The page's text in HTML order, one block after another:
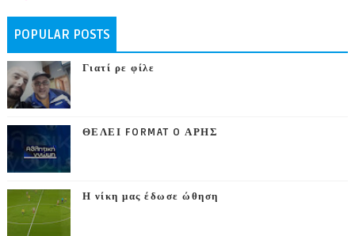
POPULAR POSTS
Γιατί ρε φίλε
ΘΕΛΕΙ FORMAT O ΑΡΗΣ
Η νίκη μας έδωσε ώθηση